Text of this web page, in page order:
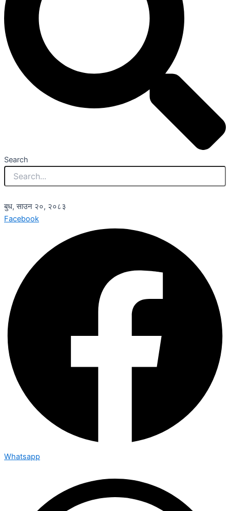
Search
बुध, साउन २०, २०८३
Facebook
Whatsapp